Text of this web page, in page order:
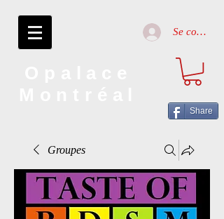
Se connecter
Share
Groupes